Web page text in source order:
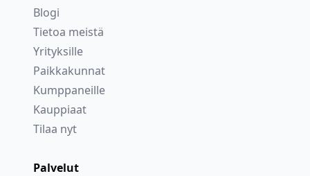
Blogi
Tietoa meistä
Yrityksille
Paikkakunnat
Kumppaneille
Kauppiaat
Tilaa nyt
Palvelut